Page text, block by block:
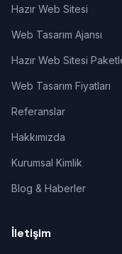
Hazır Web Sitesi
Web Tasarım Ajansı
Hazır Web Sitesi
Web Tasarım Fiyatları
Referanslar
Hakkımızda
Kurumsal Kimlik
Blog & Haberler
İletişim